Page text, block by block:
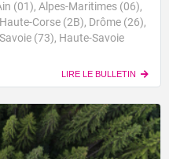
(01), Alpes-Maritimes (06),
Corse (2B), Drôme (26),
(73), Haute-Savoie
LIRE LE BULLETIN